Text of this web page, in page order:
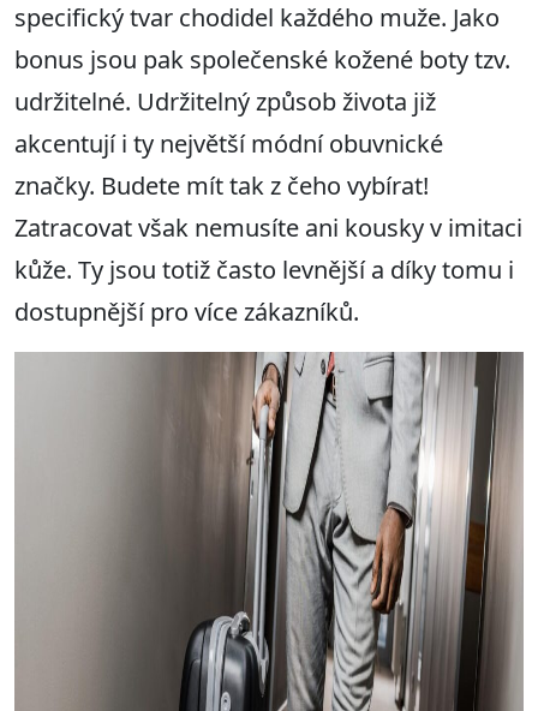
specifický tvar chodidel každého muže. Jako
bonus jsou pak společenské kožené boty tzv.
udržitelné. Udržitelný způsob života již
akcentují i ty největší módní obuvnické
značky. Budete mít tak z čeho vybírat!
Zatracovat však nemusíte ani kousky v imitaci
kůže. Ty jsou totiž často levnější a díky tomu i
dostupnější pro více zákazníků.